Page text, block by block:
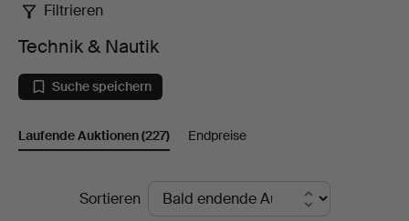
Technik
Nautik
Filtrieren
Technik & Nautik
Suche speichern
Laufende Auktionen(227) Endpreise
LaufendeSortieren